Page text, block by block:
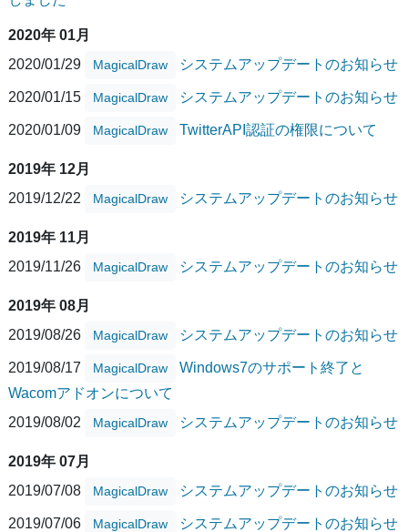
2020年 01月
2020/01/29
MagicalDraw システムアップデートのお知らせ
2020/01/15 MagicalDraw システムアップデートのお知らせ
2020/01/09 MagicalDraw TwitterAPI認証の権限について
2019年 12月
2019/12/22
MagicalDraw システムアップデートのお知らせ
2019年 11月
2019/11/26
MagicalDraw システムアップデートのお知らせ
2019年 08月
2019/08/26
MagicalDraw システムアップデートのお知らせ
2019/08/17 MagicalDraw
Windows7のサポート終了と
Wacomアドオンについて
2019/08/02
MagicalDraw システムアップデートのお知らせ
2019年 07月
2019/07/08
MagicalDraw システムアップデートのお知らせ
2019/07/06 MagicalDraw システムアップデートのお知らせ